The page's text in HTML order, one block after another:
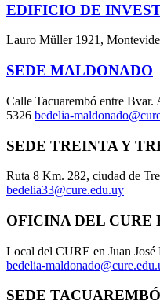
EDIFICIO DE
Lauro Müller 1921,
SEDE MALDONADO
Calle Tacuarembó entre
5326 bedelia-
SEDE TREINTA Y
Ruta 8 Km. 282, ciudad de
bedelia33@cure.edu.uy
OFICINA DEL CURE
Local del CURE en Juan
bedelia-
SEDE TACUAREMBÓ